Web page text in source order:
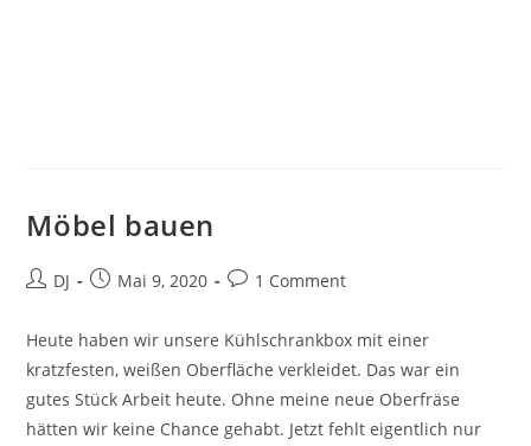
Möbel bauen
Beitrags-
DJ
BeitragMai 9, 2020
Beitrags-
1 Comment
Heute haben wir unsere Kühlschrankbox mit einer
kratzfesten, weißen Oberfläche verkleidet. Das war ein
gutes Stück Arbeit heute. Ohne meine neue Oberfräse
hätten wir keine Chance gehabt. Jetzt fehlt eigentlich nur